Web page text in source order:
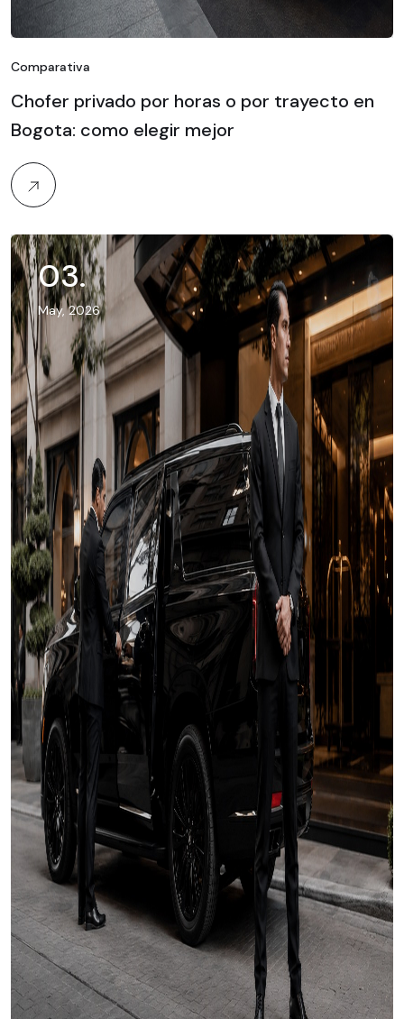
Comparativa
Chofer privado por horas o por trayecto en
Bogota: como elegir mejor
03.
May, 2026